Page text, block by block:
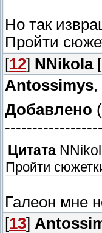
Но так
Пройти
[12] NNikola
Antossimys
Добавлено
Цитата
Пройти
Галеон мне
[13]